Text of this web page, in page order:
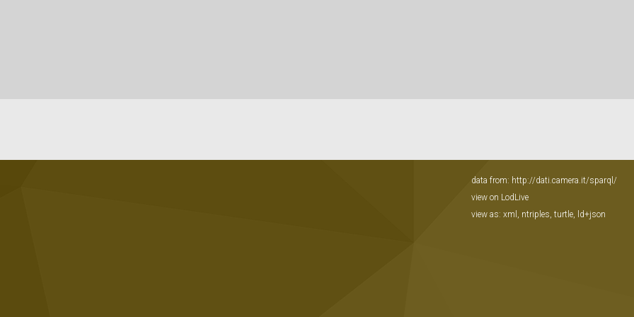
data from: http://dati.camera.it/sparql/
view on LodLive
view as: xml , ntriples, turtle, ld+json